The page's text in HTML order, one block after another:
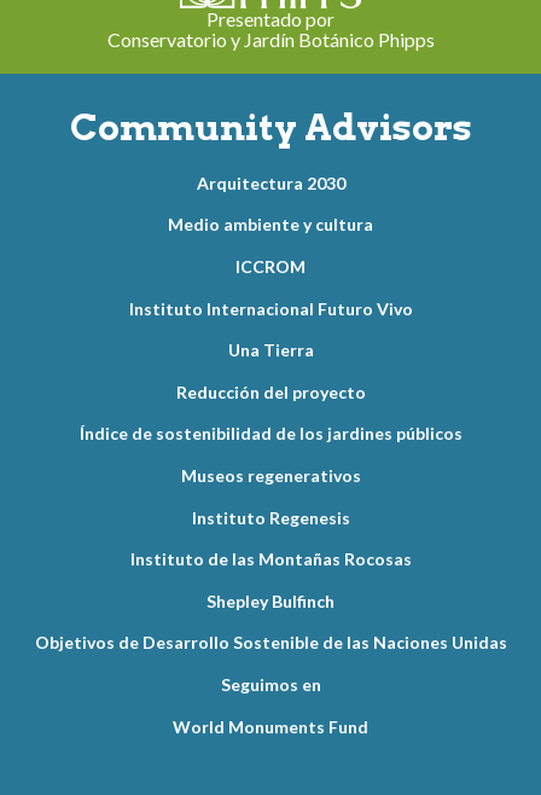
Presentado por
Conservatorio y Jardín Botánico Phipps
Community Advisors
Arquitectura 2030
Medio ambiente y cultura
ICCROM
Instituto Internacional Futuro Vivo
Una Tierra
Reducción del proyecto
Índice de sostenibilidad de los jardines públicos
Museos regenerativos
Instituto Regenesis
Instituto de las Montañas Rocosas
Shepley Bulfinch
Objetivos de Desarrollo Sostenible de las Naciones Unidas
Seguimos en
World Monuments Fund